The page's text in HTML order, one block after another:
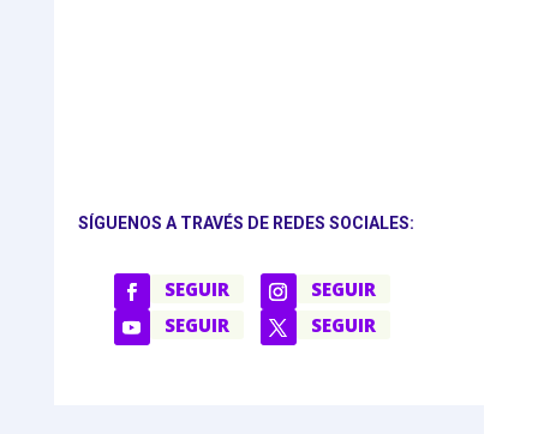
SÍGUENOS A TRAVÉS DE REDES SOCIALES:
SEGUIR
SEGUIR
SEGUIR
SEGUIR